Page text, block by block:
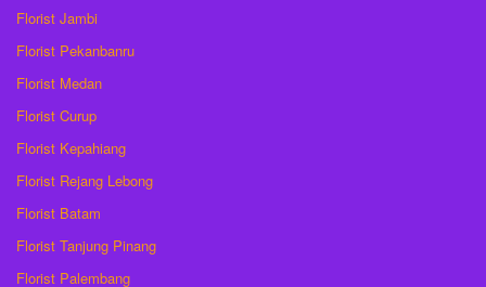
Florist Jambi
Florist Pekanbanru
Florist Medan
Florist Curup
Florist Kepahiang
Florist Rejang Lebong
Florist Batam
Florist Tanjung Pinang
Florist Palembang